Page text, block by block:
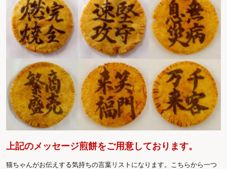
上記のメッセージ煎餅をご用意しております。
猫ちゃんがお伝えする気持ちの言葉リストになります。こちらから一つ